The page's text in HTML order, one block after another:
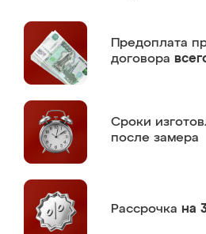
Предоплата
договора
Сроки
после замера
Рассрочка на